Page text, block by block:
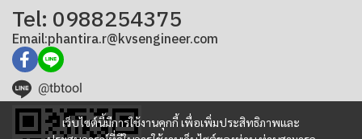
เว็บไซต์นี้มีการใช้งานคุกกี้ เพื่อเพิ่มประสิทธิภาพและ
Tel: 0988254375
Email:phantira.r@kvsengineer.com
@tbtool